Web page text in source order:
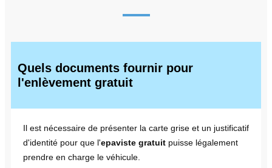
Quels documents fournir pour
l'enlèvement gratuit
Il est nécessaire de présenter la carte grise et un justificatif
d'identité pour que l'epaviste gratuit puisse légalement
prendre en charge le véhicule.